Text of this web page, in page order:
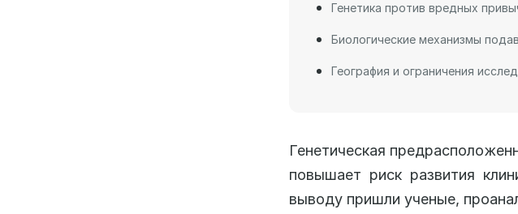
Генетика против вредных
Биологические механизмы
География и ограничения
Генетическая
повышает риск развития
выводу пришли ученые,